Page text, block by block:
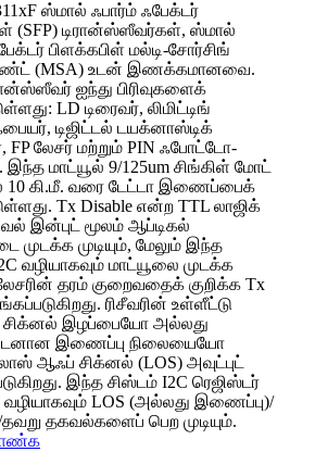
ஸ்மால் ஃபார்ம் ஃபேக்டர்
(SFP) டிரான்ஸ்ஸீவர்கள், ஸ்மால்
பிளக்கபிள் மல்டி-சோர்சிங்
(MSA) உடன் இணக்கமானவை.
ஐந்து பிரிவுகளைக்
LD டிரைவர், லிமிட்டிங்
டிஜிட்டல் டயக்னாஸ்டிக்
FP லேசர் மற்றும் PIN ஃபோட்டோ-
இந்த மாட்யூல் 9/125um சிங்கிள் மோட்
10 கி.மீ. வரை டேட்டா இணைப்பைக்
Tx Disable என்ற TTL லாஜிக்
இன்புட் மூலம் ஆப்டிகல்
முடக்க முடியும், மேலும் இந்த
வழியாகவும் மாட்யூலை முடக்க
லேசரின் தரம் குறைவதைக் குறிக்க Tx
ரிசீவரின் உள்ளீட்டு
சிக்னல் இழப்பையோ அல்லது
இணைப்பு நிலையையோ
ஆஃப் சிக்னல் (LOS) அவுட்புட்
இந்த சிஸ்டம் I2C ரெஜிஸ்டர்
LOS (அல்லது இணைப்பு)/
தகவல்களைப் பெற முடியும்.